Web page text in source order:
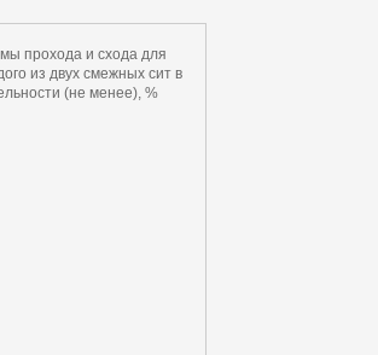
прохода и схода для
из двух смежных сит в
(не менее), %